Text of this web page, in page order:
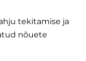
tekitamise ja
nõuete